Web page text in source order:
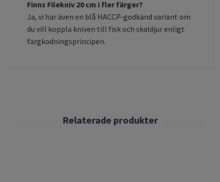
Finns Filekniv 20 cm i fler färger?
Ja, vi har även en blå HACCP-godkänd variant om
du vill koppla kniven till fisk och skaldjur enligt
färgkodningsprincipen.